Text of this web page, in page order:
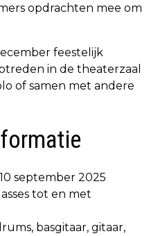
opdrachten mee om
feestelijk
in de theaterzaal
of samen met andere
september 2025
tot en met
basgitaar, gitaar,